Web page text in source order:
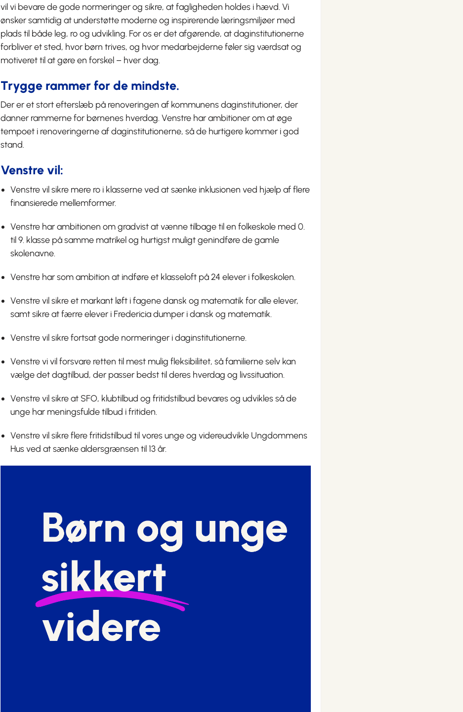
vil vi bevare de gode normeringer og sikre, at fagligheden holdes i hævd. Vi
ønsker samtidig at understøtte moderne og inspirerende læringsmiljøer med
plads til både leg, ro og udvikling. For os er det afgørende, at daginstitutionerne
forbliver et sted, hvor børn trives, og hvor medarbejderne føler sig værdsat og
motiveret til at gøre en forskel – hver dag.
Trygge rammer for de mindste.
Der er et stort efterslæb på renoveringen af kommunens daginstitutioner, der
danner rammerne for børnenes hverdag. Venstre har ambitioner om at øge
tempoet i renoveringerne af daginstitutionerne, så de hurtigere kommer i god
stand.
Venstre vil:
Venstre vil sikre mere ro i klasserne ved at sænke inklusionen ved hjælp af flere
finansierede mellemformer.
Venstre har ambitionen om gradvist at vænne tilbage til en folkeskole med 0.
til 9. klasse på samme matrikel og hurtigst muligt genindføre de gamle
skolenavne.
Venstre har som ambition at indføre et klasseloft på 24 elever i folkeskolen.
Venstre vil sikre et markant løft i fagene dansk og matematik for alle elever,
samt sikre at færre elever i Fredericia dumper i dansk og matematik.
Venstre vil sikre fortsat gode normeringer i daginstitutionerne.
Venstre vi vil forsvare retten til mest mulig fleksibilitet, så familierne selv kan
vælge det dagtilbud, der passer bedst til deres hverdag og livssituation.
Venstre vil sikre at SFO, klubtilbud og fritidstilbud bevares og udvikles så de
unge har meningsfulde tilbud i fritiden.
Venstre vil sikre flere fritidstilbud til vores unge og videreudvikle Ungdommens
Hus ved at sænke aldersgrænsen til 13 år.